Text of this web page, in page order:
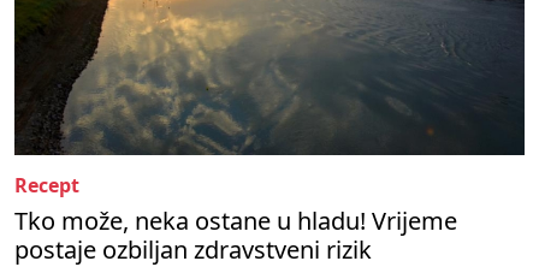
Recept
Tko može, neka ostane u hladu! Vrijeme
postaje ozbiljan zdravstveni rizik